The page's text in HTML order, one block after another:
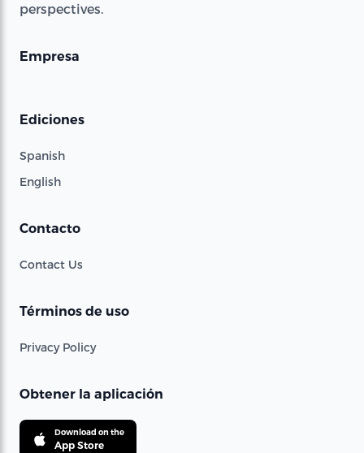
perspectives.
Empresa
Ediciones
Spanish
English
Contacto
Contact Us
Términos de uso
Privacy Policy
Obtener la aplicación
Download on the
App Store